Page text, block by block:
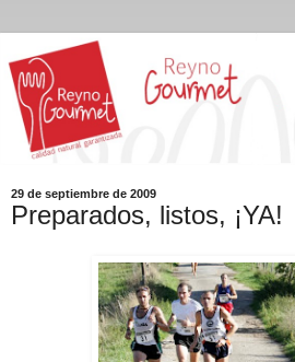
29 de septiembre de 2009
Preparados, listos, ¡YA!